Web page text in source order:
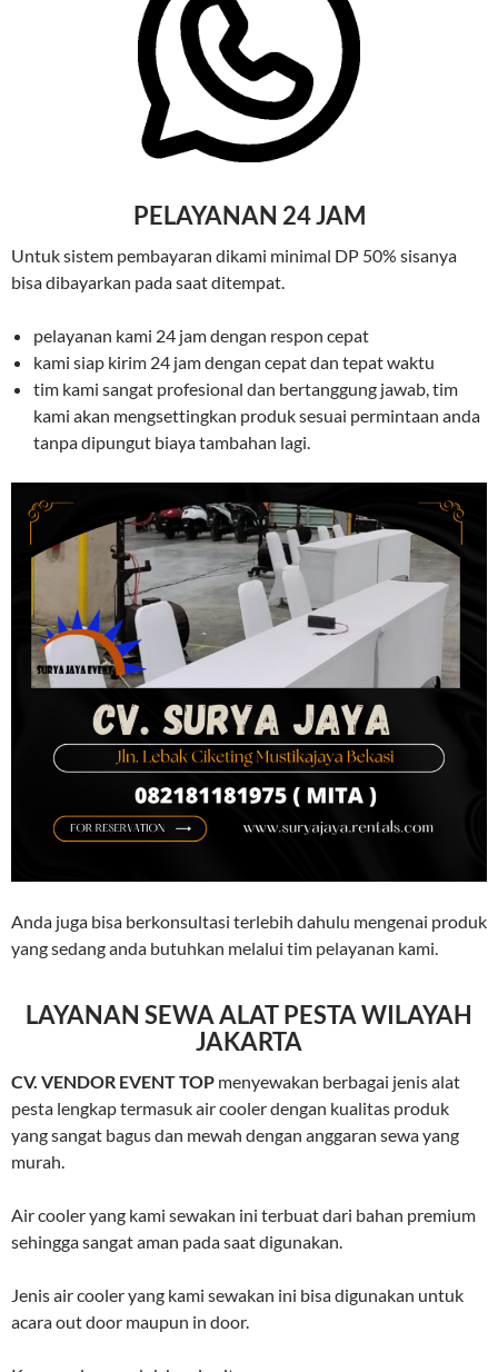
PELAYANAN 24 JAM
Untuk sistem pembayaran dikami minimal DP 50% sisanya
bisa dibayarkan pada saat ditempat.
pelayanan kami 24 jam dengan respon cepat
kami siap kirim 24 jam dengan cepat dan tepat waktu
tim kami sangat profesional dan bertanggung jawab, tim
kami akan mengsettingkan produk sesuai permintaan anda
tanpa dipungut biaya tambahan lagi.
Anda juga bisa berkonsultasi terlebih dahulu mengenai produk
yang sedang anda butuhkan melalui tim pelayanan kami.
LAYANAN SEWA ALAT PESTA WILAYAH
JAKARTA
CV. VENDOR EVENT TOP menyewakan berbagai jenis alat
pesta lengkap termasuk air cooler dengan kualitas produk
yang sangat bagus dan mewah dengan anggaran sewa yang
murah.
Air cooler yang kami sewakan ini terbuat dari bahan premium
sehingga sangat aman pada saat digunakan.
Jenis air cooler yang kami sewakan ini bisa digunakan untuk
acara out door maupun in door.